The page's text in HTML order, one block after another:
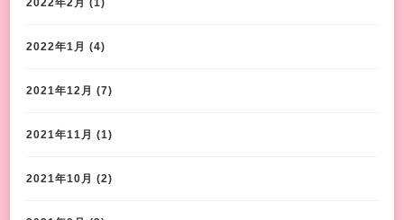
2022年2月 (1)
2022年1月 (4)
2021年12月 (7)
2021年11月 (1)
2021年10月 (2)